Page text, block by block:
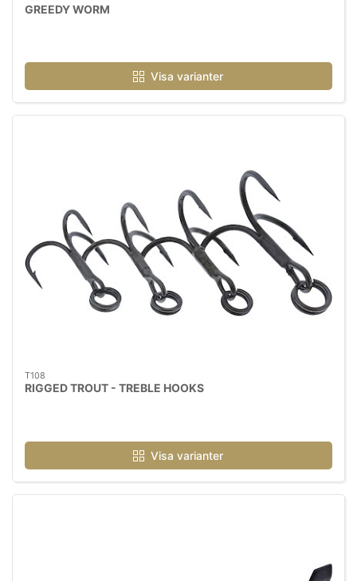
GREEDY WORM
Visa varianter
T108
RIGGED TROUT - TREBLE HOOKS
Visa varianter